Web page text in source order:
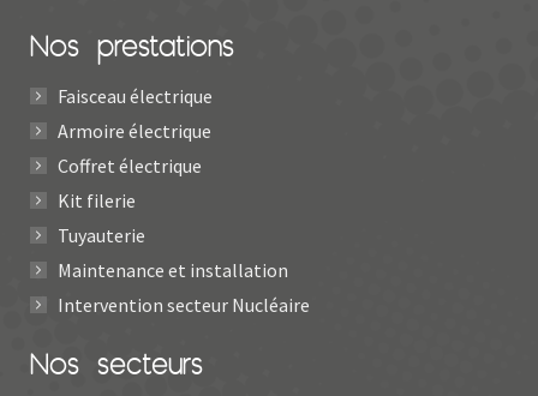
Nos prestations
Faisceau électrique
Armoire électrique
Coffret électrique
Kit filerie
Tuyauterie
Maintenance et installation
Intervention secteur Nucléaire
Nos secteurs